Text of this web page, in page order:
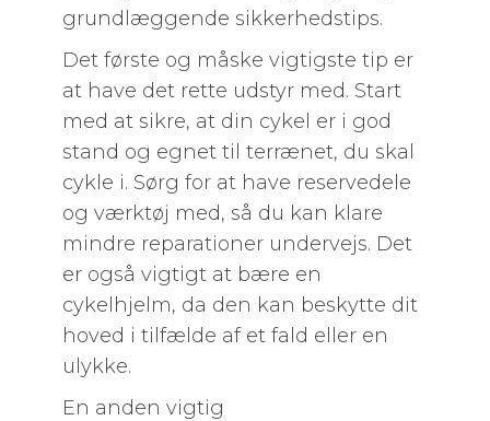
grundlæggende sikkerhedstips.
Det første og måske vigtigste tip er
at have det rette udstyr med. Start
med at sikre, at din cykel er i god
stand og egnet til terrænet, du skal
cykle i. Sørg for at have reservedele
og værktøj med, så du kan klare
mindre reparationer undervejs. Det
er også vigtigt at bære en
cykelhjelm, da den kan beskytte dit
hoved i tilfælde af et fald eller en
ulykke.
En anden vigtig